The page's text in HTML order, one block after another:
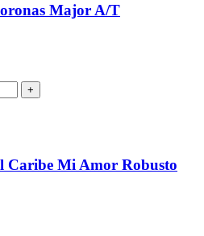
Major A/T
Mi Amor Robusto